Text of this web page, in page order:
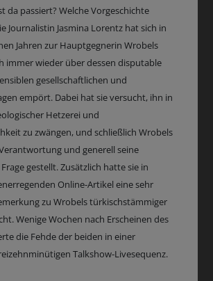
da passiert? Welche Vorgeschichte
Journalistin Jasmina Lorentz hat sich in
Jahren zur Hauptgegnerin Wrobels
immer wieder über dessen disputable
gesellschaftlichen und
empört. Dabei hat sie versucht, ihn in
Hetzerei und
zu zwängen, und schließlich Wrobels
und generell seine
gestellt. Zusätzlich hatte sie in
Online-Artikel eine sehr
zu Wrobels türkischstämmiger
Wenige Wochen nach Erscheinen des
die Fehde der beiden in einer
Talkshow-Livesequenz.